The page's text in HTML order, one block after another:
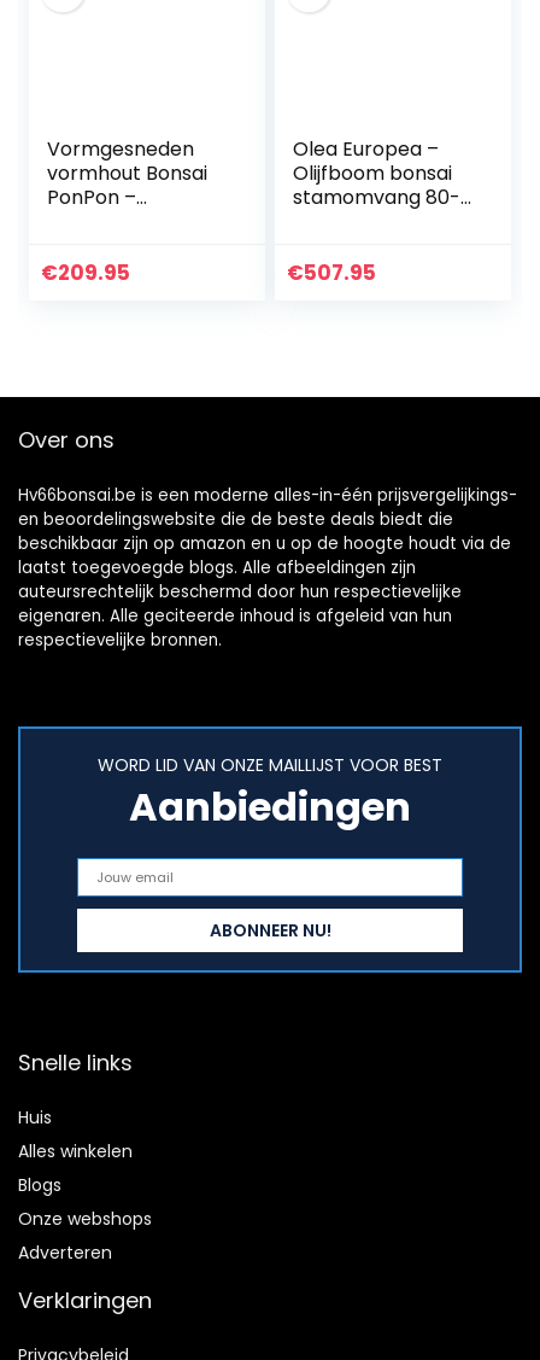
Vormgesneden
vormhout Bonsai
PonPon –
Multibol extra –
€209.95
Olea Europea –
Olijfboom bonsai
stamomvang 80-
€507.95
Over ons
Hv66bonsai.be is een moderne alles-in-één prijsvergelijkings-
en beoordelingswebsite die de beste deals biedt die
beschikbaar zijn op amazon en u op de hoogte houdt via de
laatst toegevoegde blogs. Alle afbeeldingen zijn
auteursrechtelijk beschermd door hun respectievelijke
eigenaren. Alle geciteerde inhoud is afgeleid van hun
respectievelijke bronnen.
WORD LID VAN ONZE MAILLIJST VOOR BEST
Aanbiedingen
Snelle links
Huis
Alles winkelen
Blogs
Onze webshops
Adverteren
Verklaringen